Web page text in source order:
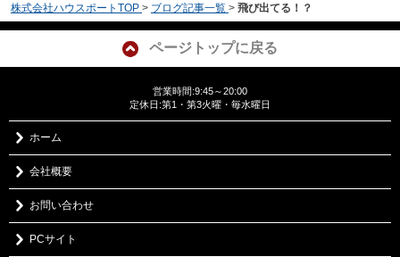
株式会社ハウスポートTOP > ブログ記事一覧 > 飛び出てる！？
ページトップに戻る
営業時間:9:45～20:00
定休日:第1・第3火曜・毎水曜日
ホーム
会社概要
お問い合わせ
PCサイト